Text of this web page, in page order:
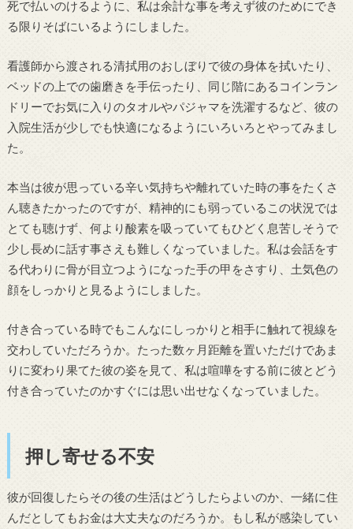
死で払いのけるように、私は余計な事を考えず彼のためにでき
る限りそばにいるようにしました。
看護師から渡される清拭用のおしぼりで彼の身体を拭いたり、
ベッドの上での歯磨きを手伝ったり、同じ階にあるコインラン
ドリーでお気に入りのタオルやパジャマを洗濯するなど、彼の
入院生活が少しでも快適になるようにいろいろとやってみまし
た。
本当は彼が思っている辛い気持ちや離れていた時の事をたくさ
ん聴きたかったのですが、精神的にも弱っているこの状況では
とても聴けず、何より酸素を吸っていてもひどく息苦しそうで
少し長めに話す事さえも難しくなっていました。私は会話をす
る代わりに骨が目立つようになった手の甲をさすり、土気色の
顔をしっかりと見るようにしました。
付き合っている時でもこんなにしっかりと相手に触れて視線を
交わしていただろうか。たった数ヶ月距離を置いただけであま
りに変わり果てた彼の姿を見て、私は喧嘩をする前に彼とどう
付き合っていたのかすぐには思い出せなくなっていました。
押し寄せる不安
彼が回復したらその後の生活はどうしたらよいのか、一緒に住
んだとしてもお金は大丈夫なのだろうか。もし私が感染してい